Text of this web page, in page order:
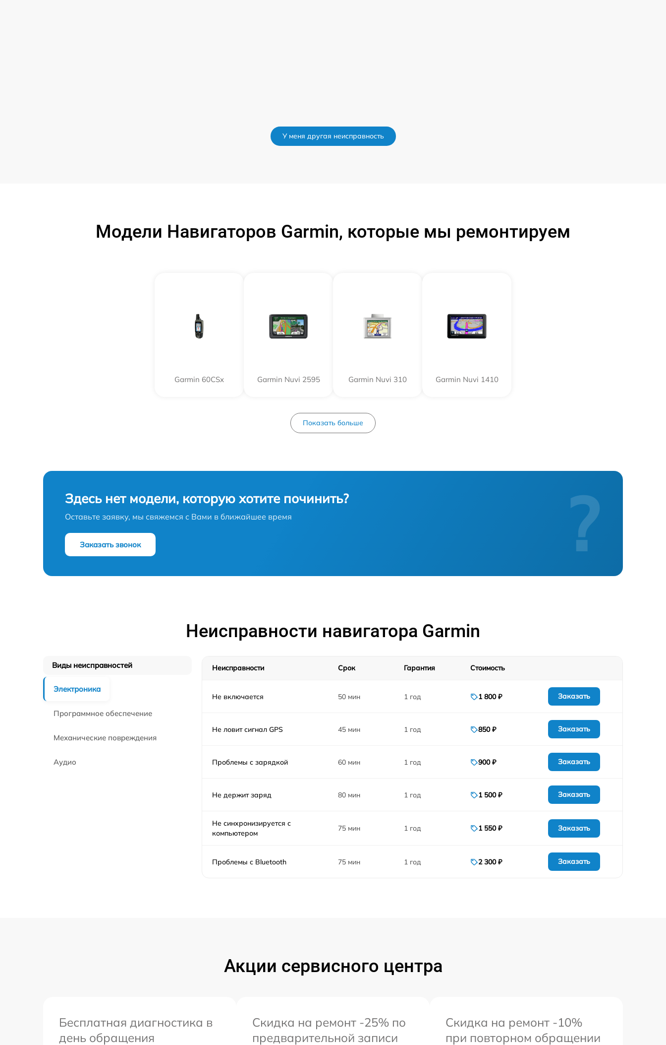
У меня другая неисправность
Модели Навигаторов Garmin, которые мы ремонтируем
Garmin 60CSx Garmin Nuvi 2595 Garmin Nuvi 310 Garmin Nuvi 1410
Показать больше
Здесь нет модели, которую хотите починить?
Оставьте заявку, мы свяжемся с Вами в ближайшее время
Заказать звонок ?
Неисправности навигатора Garmin
Виды неисправностей
Электроника
Программное обеспечение
Механические повреждения
Аудио
Неисправности Срок Гарантия Стоимость
Не включается 50 мин 1 год 1 800 ₽ Заказать
Не ловит сигнал GPS 45 мин 1 год 850 ₽ Заказать
Проблемы с зарядкой 60 мин 1 год 900 ₽ Заказать
Не держит заряд 80 мин 1 год 1 500 ₽ Заказать
Не синхронизируется с
компьютером
75 мин 1 год 1 550 ₽ Заказать
Проблемы с Bluetooth 75 мин 1 год 2 300 ₽ Заказать
Акции сервисного центра
Бесплатная диагностика в
день обращения
Скидка на ремонт -25% по
предварительной записи
Скидка на ремонт -10%
при повторном обращении